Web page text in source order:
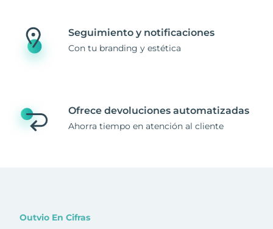
Seguimiento y notificaciones
Con tu branding y estética
Ofrece devoluciones automatizadas
Ahorra tiempo en atención al cliente
Outvio En Cifras